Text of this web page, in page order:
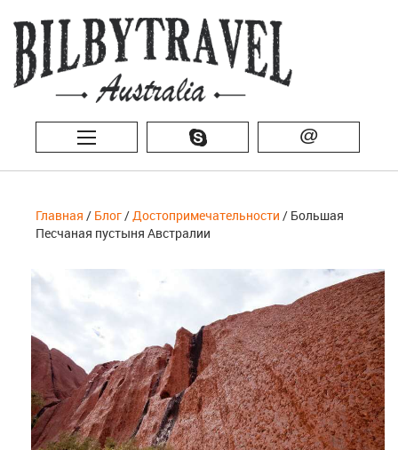
@
Главная / Блог/Достопримечательности / Большая
Песчаная пустыня Австралии